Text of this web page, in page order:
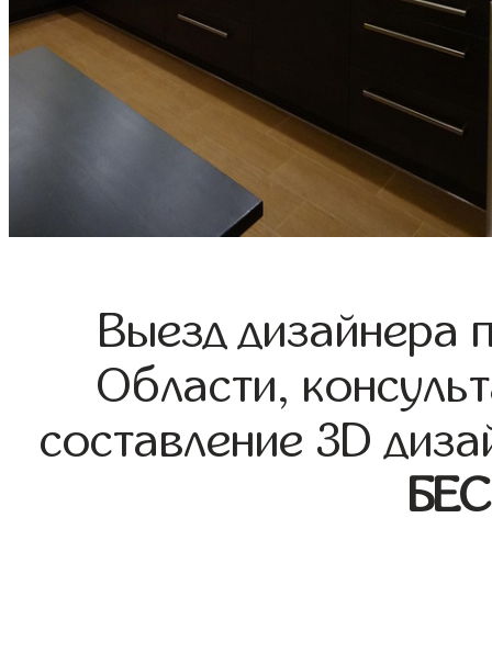
Выезд дизайнера
Области,
составление 3D